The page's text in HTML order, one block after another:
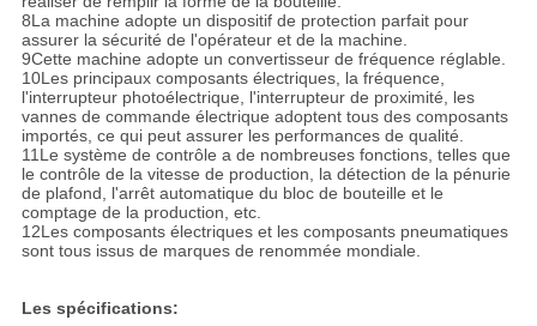
8La machine adopte un dispositif de protection parfait pour
assurer la sécurité de l'opérateur et de la machine.
9Cette machine adopte un convertisseur de fréquence réglable.
10Les principaux composants électriques, la fréquence,
l'interrupteur photoélectrique, l'interrupteur de proximité, les
vannes de commande électrique adoptent tous des composants
importés, ce qui peut assurer les performances de qualité.
11Le système de contrôle a de nombreuses fonctions, telles que
le contrôle de la vitesse de production, la détection de la pénurie
de plafond, l'arrêt automatique du bloc de bouteille et le
comptage de la production, etc.
12Les composants électriques et les composants pneumatiques
sont tous issus de marques de renommée mondiale.
Les spécifications: